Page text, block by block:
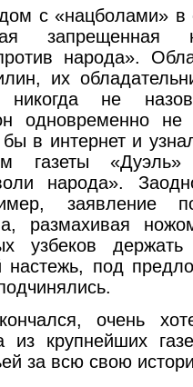
с «нацболами» в
народа».
их
не
одновременно не
в интернет и
газеты
народа».
заявление
размахивая
узбеков
настежь, под
очень
из крупнейших
за всю свою